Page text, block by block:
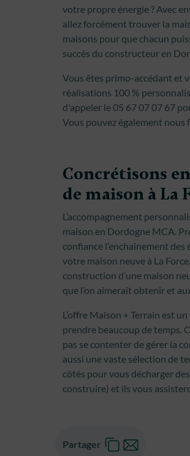
votre propre énergie ? Avec
allez forcément trouver la
maisons pour que chacun
succès du constructeur en
Vous êtes primo-accédant et
réalisations 100 %
d'appeler le 05 67 07 07 67
Vous pouvez également
Concrétisons
de maison à La
L’accompagnement
maison en Dordogne MCA.
confiance l’enchaînement
votre maison neuve à La
construction d’une maison
que l’on aimerait obtenir et
L’offre Maison + Terrain est
prendre beaucoup de temps.
pas se contenter de gérer la
aussi une vaste sélection de
côtés pour vous décharger
construire) et ils vous
Partager